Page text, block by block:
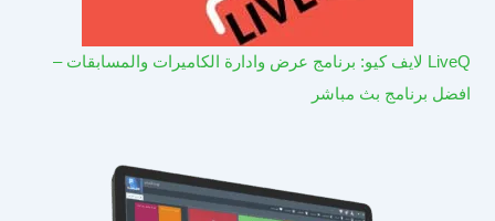
LiveQ لايف كيو: برنامج عرض وادارة الكاميرات والمسابقات –
افضل برنامج بث مباشر